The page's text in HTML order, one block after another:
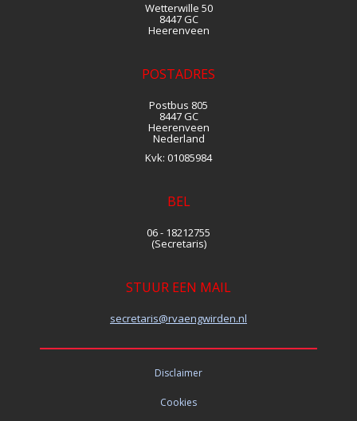
Wetterwille 50
8447 GC
Heerenveen
POSTADRES
Postbus 805
8447 GC
Heerenveen
Nederland
Kvk: 01085984
BEL
06 - 18212755
(Secretaris)
STUUR EEN MAIL
siraterces@rvaengwirden.nl
Disclaimer
Cookies